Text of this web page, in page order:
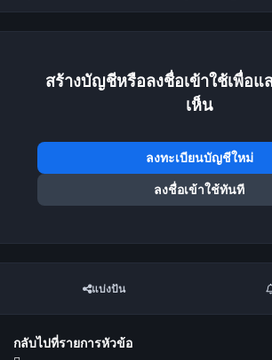
สร้างบัญชีหรือลงชื่อเข้าใช้เพื่อ
เห็น
ลงทะเบียนบัญชีใหม่
ลงชื่อเข้าใช้ทันที
แบ่งปัน
กลับไปที่รายการหัวข้อ